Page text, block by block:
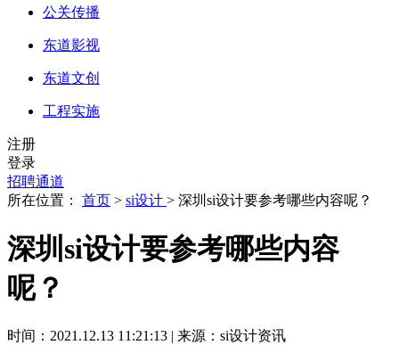
公关传播
东道影视
东道文创
工程实施
注册
登录
招聘通道
所在位置： 首页 > si设计 > 深圳si设计要参考哪些内容呢？
深圳si设计要参考哪些内容
呢？
时间：2021.12.13 11:21:13 | 来源：si设计资讯